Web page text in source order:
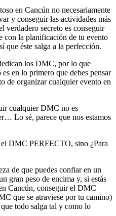
en Cancún no necesariamente
y conseguir las actividades más
verdadero secreto es conseguir
con la planificación de tu evento
que éste salga a la perfección.
los DMC, por lo que
en lo primero que debes pensar
de organizar cualquier evento en
cualquier DMC no es
Lo sé, parece que nos estamos
DMC PERFECTO, sino ¿Para
de que puedes confiar en un
gran peso de encima y, si estás
Cancún, conseguir el DMC
que se atraviese por tu camino)
todo salga tal y como lo